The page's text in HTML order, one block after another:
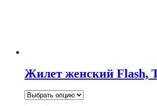
Жилет женский Flash,